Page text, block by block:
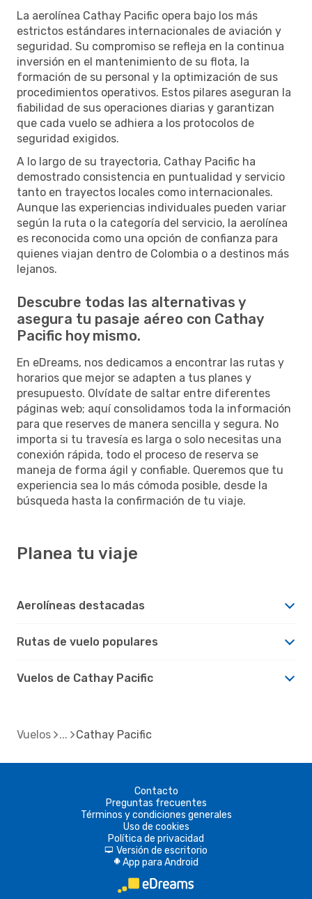
La aerolínea Cathay Pacific opera bajo los más
estrictos estándares internacionales de aviación y
seguridad. Su compromiso se refleja en la continua
inversión en el mantenimiento de su flota, la
formación de su personal y la optimización de sus
procedimientos operativos. Estos pilares aseguran la
fiabilidad de sus operaciones diarias y garantizan
que cada vuelo se adhiera a los protocolos de
seguridad exigidos.
A lo largo de su trayectoria, Cathay Pacific ha
demostrado consistencia en puntualidad y servicio
tanto en trayectos locales como internacionales.
Aunque las experiencias individuales pueden variar
según la ruta o la categoría del servicio, la aerolínea
es reconocida como una opción de confianza para
quienes viajan dentro de Colombia o a destinos más
lejanos.
Descubre todas las alternativas y
asegura tu pasaje aéreo con Cathay
Pacific hoy mismo.
En eDreams, nos dedicamos a encontrar las rutas y
horarios que mejor se adapten a tus planes y
presupuesto. Olvídate de saltar entre diferentes
páginas web; aquí consolidamos toda la información
para que reserves de manera sencilla y segura. No
importa si tu travesía es larga o solo necesitas una
conexión rápida, todo el proceso de reserva se
maneja de forma ágil y confiable. Queremos que tu
experiencia sea lo más cómoda posible, desde la
búsqueda hasta la confirmación de tu viaje.
Planea tu viaje
Aerolíneas destacadas
Rutas de vuelo populares
Vuelos de Cathay Pacific
Vuelos Cathay Pacific
Contacto
Preguntas frecuentes
Términos y condiciones generales
Uso de cookies
Política de privacidad
d Versión de escritorio
A App para Android